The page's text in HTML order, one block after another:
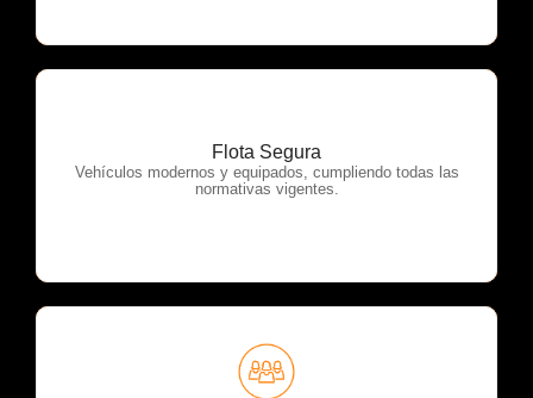
Flota Segura
Vehículos modernos y equipados, cumpliendo todas las
normativas vigentes.
OTP Servicios